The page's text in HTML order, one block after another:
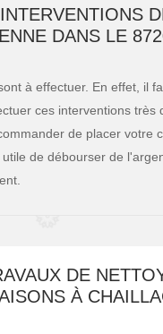
DANS LE
à effectuer. En effet, il
ces interventions très
de placer votre
de débourser de
DE
À